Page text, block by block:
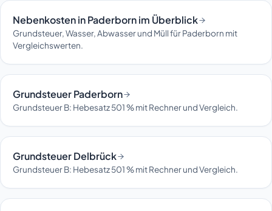
Nebenkosten in Paderborn im Überblick
Grundsteuer, Wasser, Abwasser und Müll für Paderborn mit
Vergleichswerten.
Grundsteuer Paderborn
Grundsteuer B: Hebesatz 501 % mit Rechner und Vergleich.
Grundsteuer Delbrück
Grundsteuer B: Hebesatz 501 % mit Rechner und Vergleich.